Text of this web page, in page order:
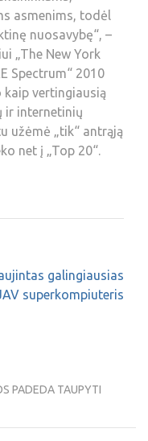
asmenims, todėl
nuosavybę“, –
„The New York
Spectrum“ 2010
kaip vertingiausią
ir internetinių
užėmė „tik“ antrąją
net į „Top 20“.
galingiausias
superkompiuteris
PADEDA TAUPYTI